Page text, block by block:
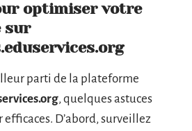
optimiser votre
sur
parti de la plateforme
, quelques astuces
efficaces. D’abord, surveillez